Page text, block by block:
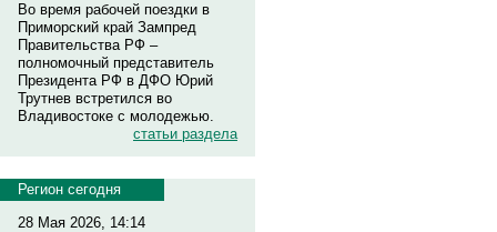
Во время рабочей поездки в
Приморский край Зампред
Правительства РФ –
полномочный представитель
Президента РФ в ДФО Юрий
Трутнев встретился во
Владивостоке с молодежью.
статьи раздела
Регион сегодня
28 Мая 2026, 14:14